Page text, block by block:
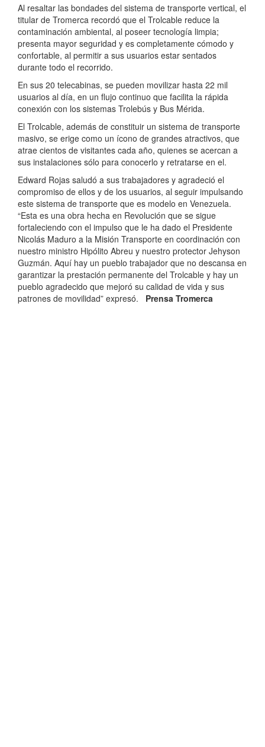
Al resaltar las bondades del sistema de transporte vertical, el
titular de Tromerca recordó que el Trolcable reduce la
contaminación ambiental, al poseer tecnología limpia;
presenta mayor seguridad y es completamente cómodo y
confortable, al permitir a sus usuarios estar sentados
durante todo el recorrido.
En sus 20 telecabinas, se pueden movilizar hasta 22 mil
usuarios al día, en un flujo continuo que facilita la rápida
conexión con los sistemas Trolebús y Bus Mérida.
El Trolcable, además de constituir un sistema de transporte
masivo, se erige como un ícono de grandes atractivos, que
atrae cientos de visitantes cada año, quienes se acercan a
sus instalaciones sólo para conocerlo y retratarse en el.
Edward Rojas saludó a sus trabajadores y agradeció el
compromiso de ellos y de los usuarios, al seguir impulsando
este sistema de transporte que es modelo en Venezuela.
“Esta es una obra hecha en Revolución que se sigue
fortaleciendo con el impulso que le ha dado el Presidente
Nicolás Maduro a la Misión Transporte en coordinación con
nuestro ministro Hipólito Abreu y nuestro protector Jehyson
Guzmán. Aquí hay un pueblo trabajador que no descansa en
garantizar la prestación permanente del Trolcable y hay un
pueblo agradecido que mejoró su calidad de vida y sus
patrones de movilidad” expresó. Prensa Tromerca